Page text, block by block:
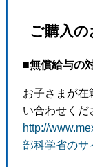
ご購入
■無償給与の
お子さまが在
い合わせくだ
http://
部科学省のサ